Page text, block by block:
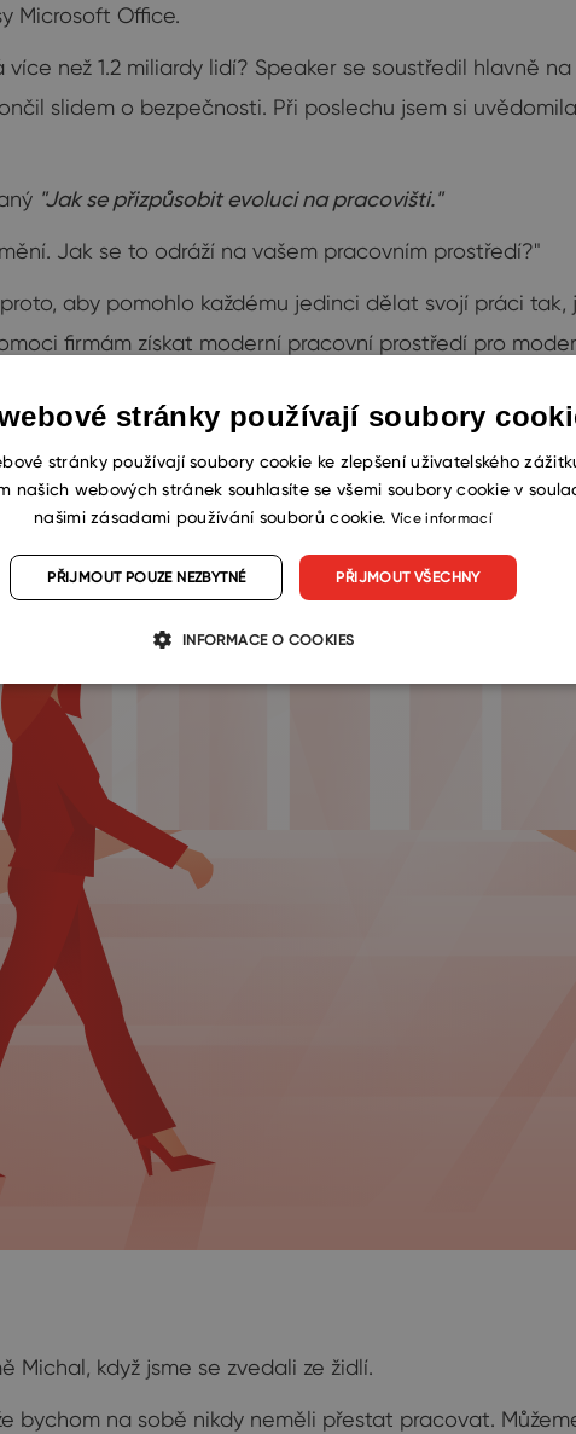
Microsoft Office.
než 1.2 miliardy lidí? Speaker se soustředil hlavně
slidem o bezpečnosti. Při poslechu jsem si
"Jak se přizpůsobit evoluci na pracovišti."
Jak se to odráží na vašem pracovním prostředí?"
aby pomohlo každému jedinci dělat svojí práci
firmám získat moderní pracovní prostředí pro
lidem hlas.
Michal, když jsme se zvedali ze židlí.
bychom na sobě nikdy neměli přestat pracovat.
stránky používají soubory
stránky používají soubory cookie ke zlepšení uživatelského
našich webových stránek souhlasíte se všemi soubory cookie v
našimi zásadami používání souborů cookie. Více informací
PŘIJMOUT VŠECHNY
PŘIJMOUT POUZE NEZBYTNÉ
INFORMACE O COOKIES